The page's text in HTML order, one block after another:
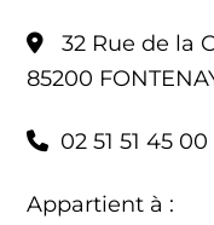
32 Rue de la
85200
02 51 51 45 00
Appartient à :